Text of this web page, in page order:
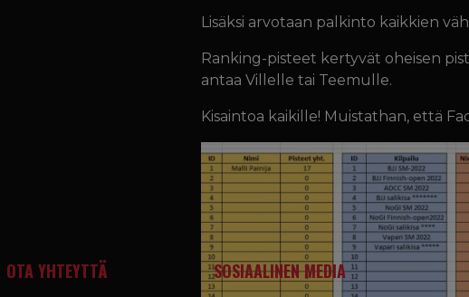
Lisäksi arvotaan palkinto kaikkien
Ranking-pisteet kertyvät oheisen
antaa Villelle tai Teemulle.
Kisaintoa kaikille! Muistathan, että
OTA YHTEYTTÄ SOSIAALINEN MEDIA